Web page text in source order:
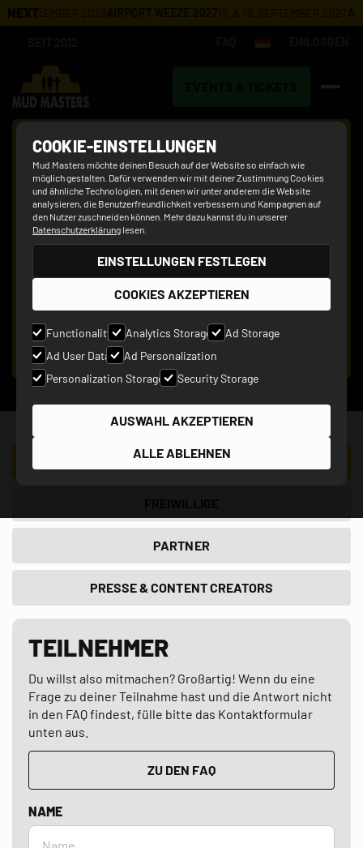
COOKIE-EINSTELLUNGEN
Mud Masters möchte deinen Besuch auf der Website so einfach wie
möglich gestalten. Dafür verwenden wir mit deiner Zustimmung Cookies
und ähnliche Technologien, mit denen wir unter anderem die Website
analysieren, die Benutzerfreundlichkeit verbessern und Kampagnen auf
den Nutzer zuschneiden können. Mehr dazu kannst du in unserer
Datenschutzerklärung lesen.
EINSTELLUNGEN FESTLEGEN
COOKIES AKZEPTIEREN
Functionality Analytics Storage
Ad Storage
Ad User Data
Ad Personalization
Personalization Storage
Security Storage
AUSWAHL AKZEPTIEREN
ALLE ABLEHNEN
KONTAKT
TEILNEHMER
PARTNER
PRESSE & CONTENT CREATORS
TEILNEHMER
Du willst also mitmachen? Großartig! Wenn du eine
Frage zu deiner Teilnahme hast und die Antwort nicht
in den FAQ findest, fülle bitte das Kontaktformular
unten aus.
ZU DEN FAQ
NAME